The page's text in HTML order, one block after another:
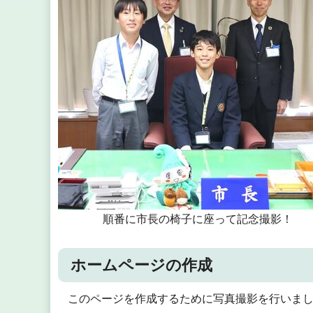
順番に市長の椅子に座って記念撮影！
ホームページの作成
このページを作成するために写真撮影を行いま